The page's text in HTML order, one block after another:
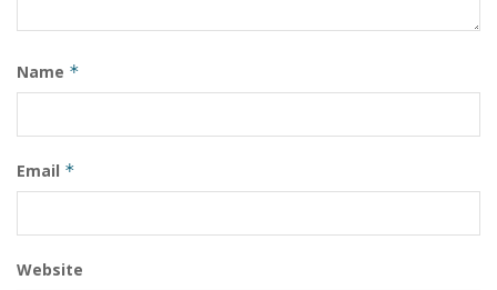
Name *
Email *
Website